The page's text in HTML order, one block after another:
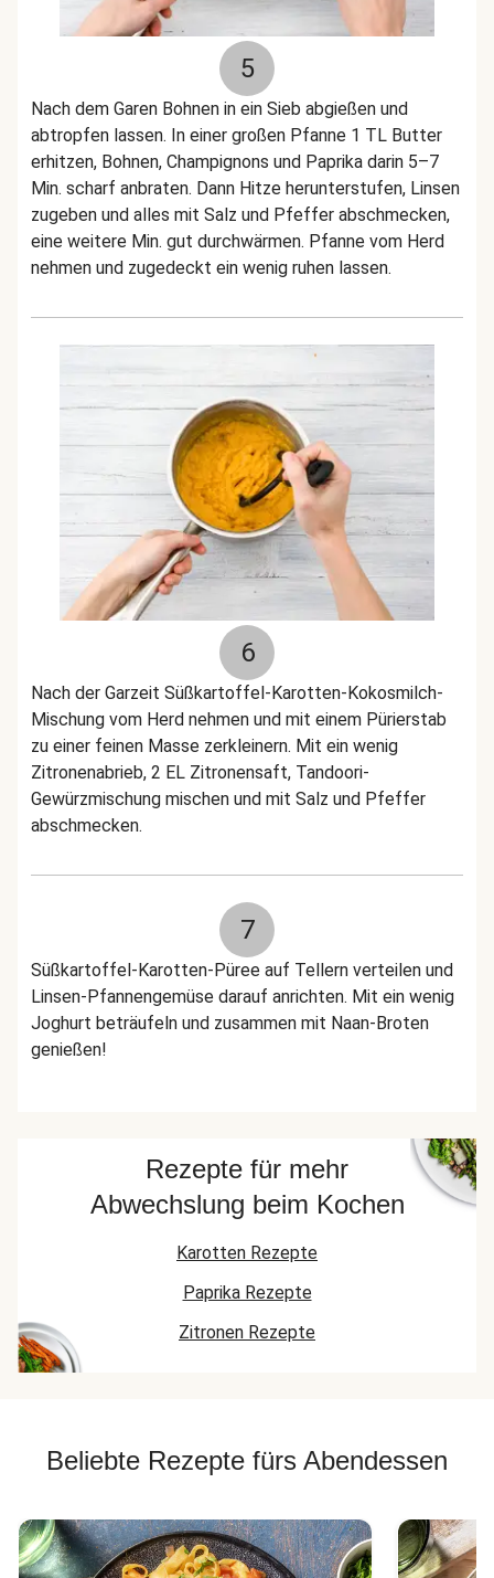
5
Nach dem Garen Bohnen in ein Sieb abgießen und
abtropfen lassen. In einer großen Pfanne 1 TL Butter
erhitzen, Bohnen, Champignons und Paprika darin 5–7
Min. scharf anbraten. Dann Hitze herunterstufen, Linsen
zugeben und alles mit Salz und Pfeffer abschmecken,
eine weitere Min. gut durchwärmen. Pfanne vom Herd
nehmen und zugedeckt ein wenig ruhen lassen.
6
Nach der Garzeit Süßkartoffel-Karotten-Kokosmilch-
Mischung vom Herd nehmen und mit einem Pürierstab
zu einer feinen Masse zerkleinern. Mit ein wenig
Zitronenabrieb, 2 EL Zitronensaft, Tandoori-
Gewürzmischung mischen und mit Salz und Pfeffer
abschmecken.
7
Süßkartoffel-Karotten-Püree auf Tellern verteilen und
Linsen-Pfannengemüse darauf anrichten. Mit ein wenig
Joghurt beträufeln und zusammen mit Naan-Broten
genießen!
Rezepte für mehr
Abwechslung beim Kochen
Karotten Rezepte
Paprika Rezepte
Zitronen Rezepte
Beliebte Rezepte fürs Abendessen